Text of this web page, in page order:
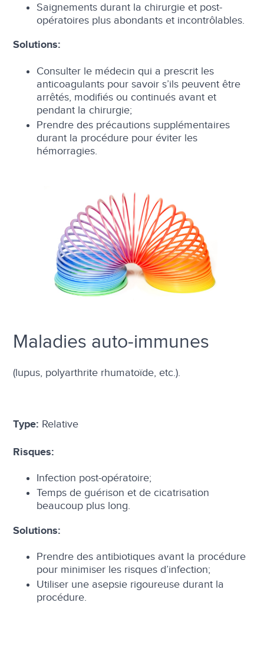
Saignements durant la chirurgie et post-
opératoires plus abondants et incontrôlables.
Solutions:
Consulter le médecin qui a prescrit les
anticoagulants pour savoir s’ils peuvent être
arrêtés, modifiés ou continués avant et
pendant la chirurgie;
Prendre des précautions supplémentaires
durant la procédure pour éviter les
hémorragies.
Maladies auto-immunes
(lupus, polyarthrite rhumatoïde, etc.).
Type: Relative
Risques:
Infection post-opératoire;
Temps de guérison et de cicatrisation
beaucoup plus long.
Solutions:
Prendre des antibiotiques avant la procédure
pour minimiser les risques d’infection;
Utiliser une asepsie rigoureuse durant la
procédure.